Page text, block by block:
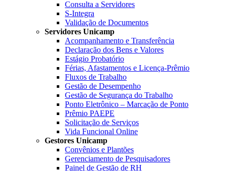
Consulta a Servidores
S-Integra
Validação de Documentos
Servidores Unicamp
Acompanhamento e Transferência
Declaração dos Bens e Valores
Estágio Probatório
Férias, Afastamentos e Licença-Prêmio
Fluxos de Trabalho
Gestão de Desempenho
Gestão de Segurança do Trabalho
Ponto Eletrônico – Marcação de Ponto
Prêmio PAEPE
Solicitação de Serviços
Vida Funcional Online
Gestores Unicamp
Convênios e Plantões
Gerenciamento de Pesquisadores
Painel de Gestão de RH